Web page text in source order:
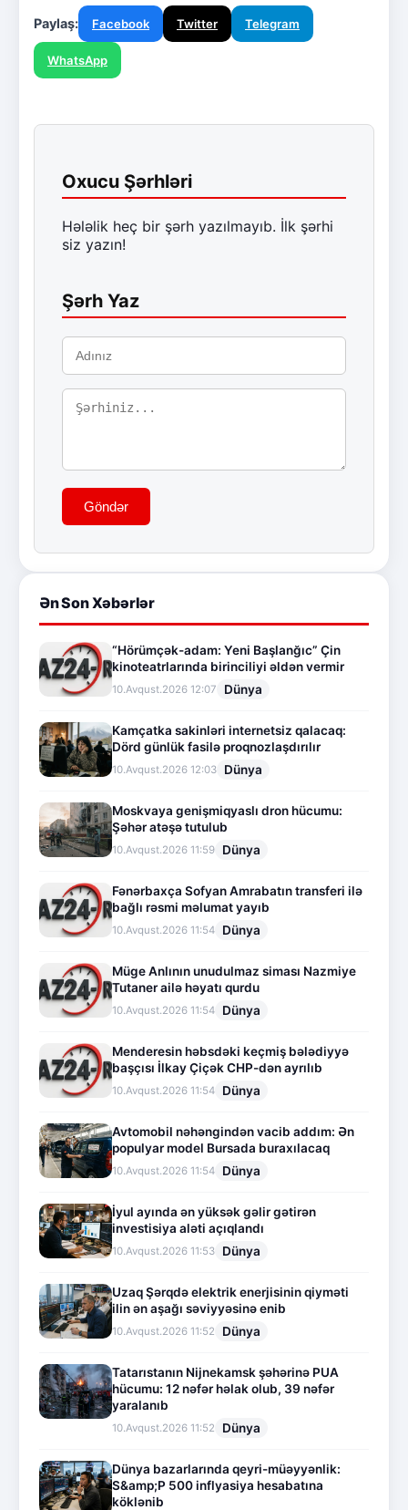
Paylaş: Facebook Twitter Telegram
WhatsApp
Oxucu Şərhləri
Hələlik heç bir şərh yazılmayıb. İlk şərhi
siz yazın!
Şərh Yaz
Göndər
Ən Son Xəbərlər
“Hörümçək-adam: Yeni Başlanğıc” Çin
kinoteatrlarında birinciliyi əldən vermir
10.Avqust.2026 12:07 Dünya
Kamçatka sakinləri internetsiz qalacaq:
Dörd günlük fasilə proqnozlaşdırılır
10.Avqust.2026 12:03 Dünya
Moskvaya genişmiqyaslı dron hücumu:
Şəhər atəşə tutulub
10.Avqust.2026 11:59 Dünya
Fənərbaxça Sofyan Amrabatın transferi ilə
bağlı rəsmi məlumat yayıb
10.Avqust.2026 11:54 Dünya
Müge Anlının unudulmaz siması Nazmiye
Tutaner ailə həyatı qurdu
10.Avqust.2026 11:54 Dünya
Menderesin həbsdəki keçmiş bələdiyyə
başçısı İlkay Çiçək CHP-dən ayrılıb
10.Avqust.2026 11:54 Dünya
Avtomobil nəhəngindən vacib addım: Ən
populyar model Bursada buraxılacaq
10.Avqust.2026 11:54 Dünya
İyul ayında ən yüksək gəlir gətirən
investisiya aləti açıqlandı
10.Avqust.2026 11:53 Dünya
Uzaq Şərqdə elektrik enerjisinin qiyməti
ilin ən aşağı səviyyəsinə enib
10.Avqust.2026 11:52 Dünya
Tatarıstanın Nijnekamsk şəhərinə PUA
hücumu: 12 nəfər həlak olub, 39 nəfər
yaralanıb
10.Avqust.2026 11:52 Dünya
Dünya bazarlarında qeyri-müəyyənlik:
S&amp;P 500 inflyasiya hesabatına
köklənib